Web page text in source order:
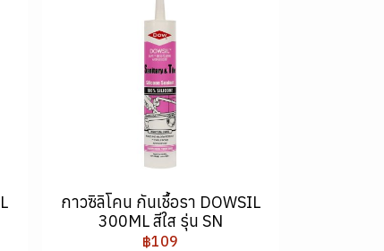
กาวซิลิโคน กันเชื้อรา DOWSIL
300ML สีใส รุ่น SN
฿109